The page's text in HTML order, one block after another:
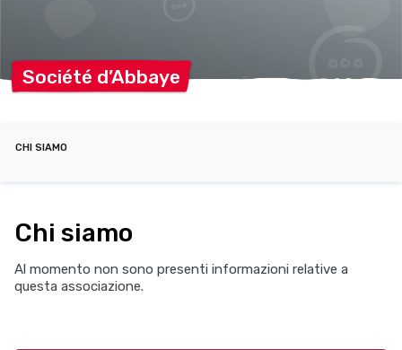
Société d’Abbaye
CHI SIAMO
Chi siamo
Al momento non sono presenti informazioni relative a
questa associazione.